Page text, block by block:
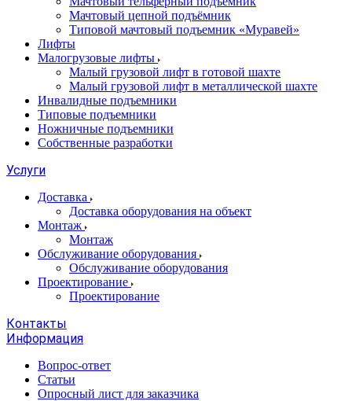
Мачтовый цепной подъёмник
Типовой мачтовый подъемник «Муравей»
Лифты
Малогрузовые лифты
Малый грузовой лифт в готовой шахте
Малый грузовой лифт в металлической шахте
Инвалидные подъемники
Типовые подъемники
Ножничные подъемники
Собственные разработки
Услуги
Доставка
Доставка оборудования на объект
Монтаж
Монтаж
Обслуживание оборудования
Обслуживание оборудования
Проектирование
Проектирование
Контакты
Информация
Вопрос-ответ
Статьи
Опросный лист для заказчика